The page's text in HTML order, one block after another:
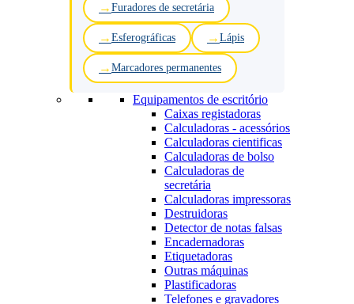
Furadores de secretária
Esferográficas Lápis
Marcadores permanentes
Equipamentos de escritório
Caixas registadoras
Calculadoras - acessórios
Calculadoras cientificas
Calculadoras de bolso
Calculadoras de
secretária
Calculadoras impressoras
Destruidoras
Detector de notas falsas
Encadernadoras
Etiquetadoras
Outras máquinas
Plastificadoras
Telefones e gravadores